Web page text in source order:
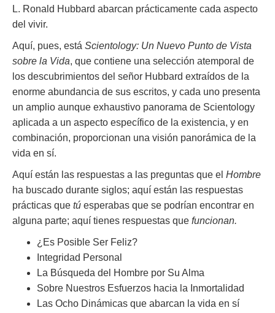
L. Ronald Hubbard abarcan prácticamente cada aspecto
del vivir.
Aquí, pues, está Scientology: Un Nuevo Punto de Vista
sobre la Vida, que contiene una selección atemporal de
los descubrimientos del señor Hubbard extraídos de la
enorme abundancia de sus escritos, y cada uno presenta
un amplio aunque exhaustivo panorama de Scientology
aplicada a un aspecto específico de la existencia, y en
combinación, proporcionan una visión panorámica de la
vida en sí.
Aquí están las respuestas a las preguntas que el Hombre
ha buscado durante siglos; aquí están las respuestas
prácticas que tú esperabas que se podrían encontrar en
alguna parte; aquí tienes respuestas que funcionan.
¿Es Posible Ser Feliz?
Integridad Personal
La Búsqueda del Hombre por Su Alma
Sobre Nuestros Esfuerzos hacia la Inmortalidad
Las Ocho Dinámicas que abarcan la vida en sí